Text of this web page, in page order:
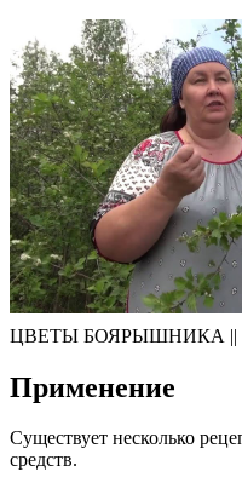
ЦВЕТЫ БОЯРЫШНИКА ||
Применение
Существует несколько
средств.